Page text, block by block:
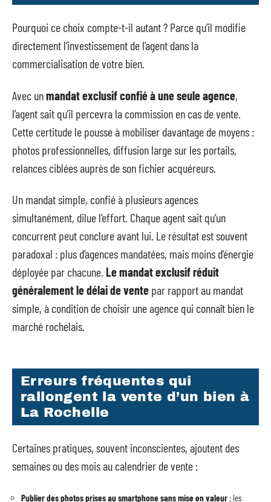
Pourquoi ce choix compte-t-il autant ? Parce qu’il modifie
directement l’investissement de l’agent dans la
commercialisation de votre bien.
Avec unmandat exclusif confié à une seule agence,
l’agent sait qu’il percevra la commission en cas de vente.
Cette certitude le pousse à mobiliser davantage de moyens :
photos professionnelles, diffusion large sur les portails,
relances ciblées auprès de son fichier acquéreurs.
Un mandat simple, confié à plusieurs agences
simultanément, dilue l’effort. Chaque agent sait qu’un
concurrent peut conclure avant lui. Le résultat est souvent
paradoxal : plus d’agences mandatées, mais moins d’énergie
déployée par chacune. Le mandat exclusif réduit
généralement le délai de vente par rapport au mandat
simple, à condition de choisir une agence qui connaît bien le
marché rochelais.
Erreurs fréquentes qui
rallongent la vente d’un bien à
La Rochelle
Certaines pratiques, souvent inconscientes, ajoutent des
semaines ou des mois au calendrier de vente :
Publier des photos prises au smartphone sans mise en valeur : les